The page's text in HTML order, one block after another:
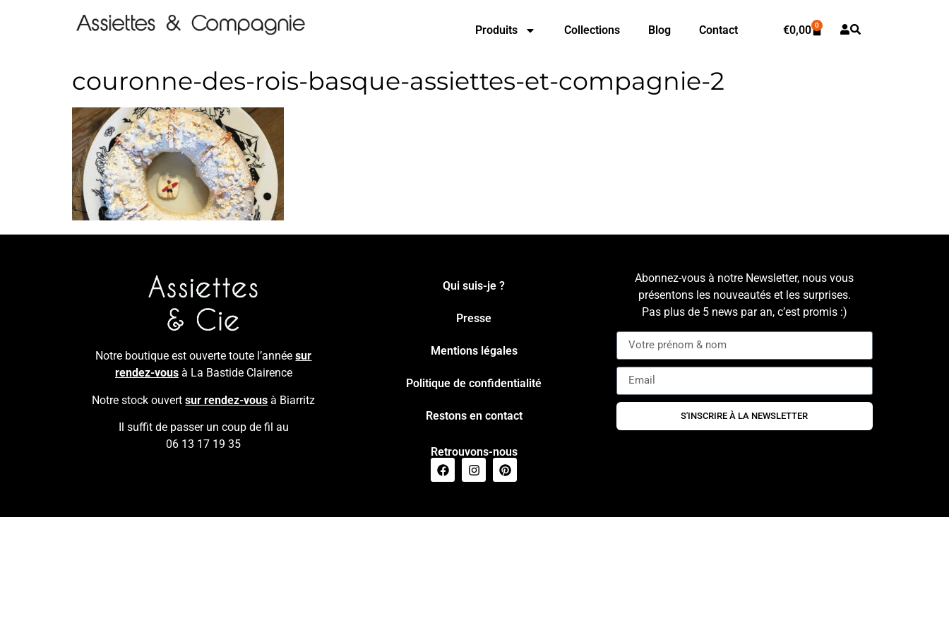
Produits Collections Blog Contact €0,00 0
couronne-des-rois-basque-assiettes-et-compagnie-2
Notre boutique est ouverte toute l’annéesur
rendez-vousà La Bastide Clairence
Notre stock ouvertsur rendez-vous à Biarritz
Il suffit de passer un coup de fil au
06 13 17 19 35
Qui suis-je ?
Presse
Mentions légales
Politique de confidentialité
Restons en contact
Retrouvons-nous
Abonnez-vous à notre Newsletter, nous vous
présentons les nouveautés et les surprises.
Pas plus de 5 news par an, c’est promis :)
S'INSCRIRE À LA NEWSLETTER